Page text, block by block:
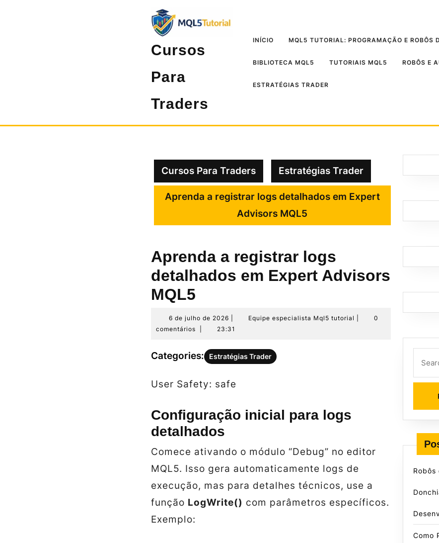
Cursos
Para
Traders
INÍCIO MQL5 TUTORIAL: PROGRAMAÇÃO E ROBÔS
BIBLIOTECA MQL5 TUTORIAIS MQL5 ROBÔS E
ESTRATÉGIAS TRADER
Cursos Para Traders Estratégias Trader
Aprenda a registrar logs detalhados em Expert
Advisors MQL5
Aprenda a registrar logs
detalhados em Expert Advisors
MQL5
6 de julho de 2026
de
de
2026
Equipe especialista Mql5 tutorial
Equipe
0
comentários
23:31
Categories: Estratégias Trader
User Safety: safe
Configuração inicial para logs
detalhados
Comece ativando o módulo “Debug” no editor
MQL5. Isso gera automaticamente logs de
execução, mas para detalhes técnicos, use a
função LogWrite() com parâmetros específicos.
Exemplo:
Robôs
Como